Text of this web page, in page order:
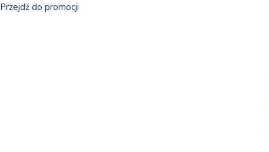
Przejdź do promocji